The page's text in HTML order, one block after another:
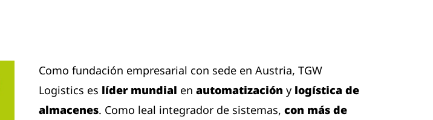
Como fundación empresarial con sede en Austria, TGW
Logistics es líder mundial en automatización y logística de
almacenes. Como leal integrador de sistemas, con más de